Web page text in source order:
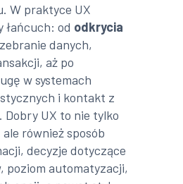
W praktyce UX
łańcuch: od odkrycia
danych,
aż po
w systemach
i kontakt z
Dobry UX to nie tylko
również sposób
decyzje dotyczące
poziom automatyzacji,